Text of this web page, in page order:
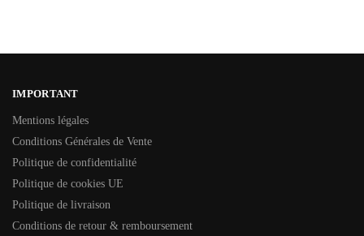
IMPORTANT
Mentions légales
Conditions Générales de Vente
Politique de confidentialité
Politique de cookies UE
Politique de livraison
Conditions de retour & remboursement